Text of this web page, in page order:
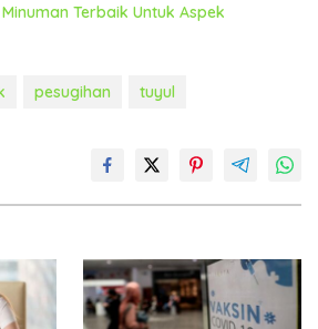
Terbaik Untuk Aspek
pesugihan tuyul